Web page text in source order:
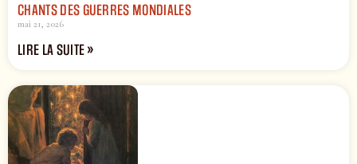
CHANTS DES GUERRES MONDIALES
mai 21, 2026
LIRE LA SUITE »